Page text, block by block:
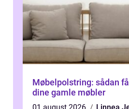
Møbelpolstring: sådan
dine gamle møbler